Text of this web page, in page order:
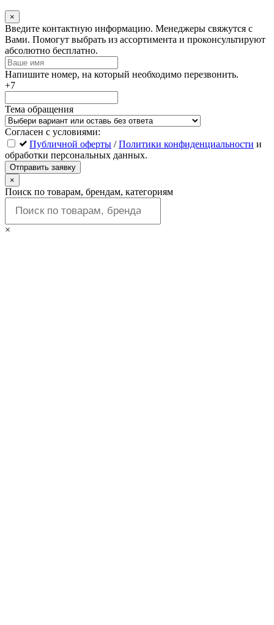
×
Оставьте
это
поле
пустым
Введите контактную информацию. Менеджеры свяжутся с
Вами. Помогут выбрать из ассортимента и проконсультируют
абсолютно бесплатно.
Напишите номер, на который необходимо перезвонить.
+7
Тема обращения
Согласен с условиями:
Публичной оферты /Политики конфиденциальности и
обработки персональных данных.
Отправить заявку
×
Поиск по товарам, брендам, категориям
×